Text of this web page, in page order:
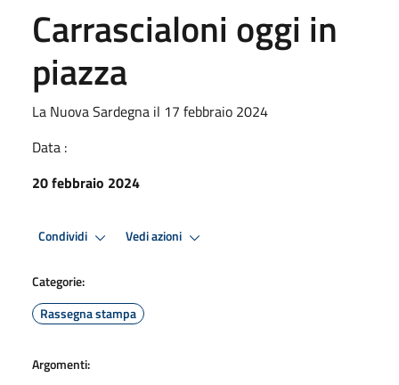
Carrascialoni oggi in
piazza
La Nuova Sardegna il 17 febbraio 2024
Data :
20 febbraio 2024
Condividi Vedi azioni
Categorie:
Rassegna stampa
Argomenti: